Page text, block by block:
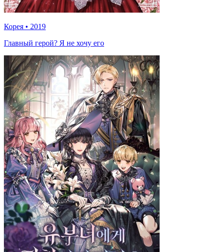
Корея • 2019
Главный герой? Я не хочу его